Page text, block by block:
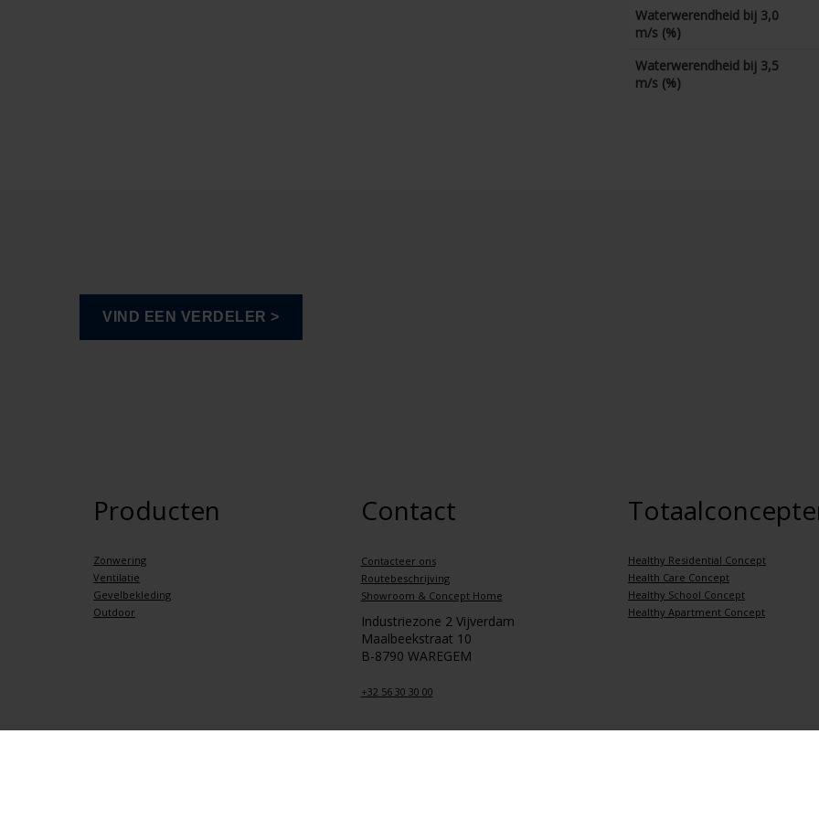
Waterwerendheid bij 3,0
m/s (%)
Waterwerendheid bij 3,5
m/s (%)
Producten
Zonwering
Ventilatie
Gevelbekleding
Outdoor
Contact
Contacteer ons
Routebeschrijving
Showroom & Concept Home
Industriezone 2 Vijverdam
Maalbeekstraat 10
B-8790 WAREGEM
+32 56 30 30 00
Healthy Residential Concept
Health Care Concept
Healthy School Concept
Healthy Apartment Concept